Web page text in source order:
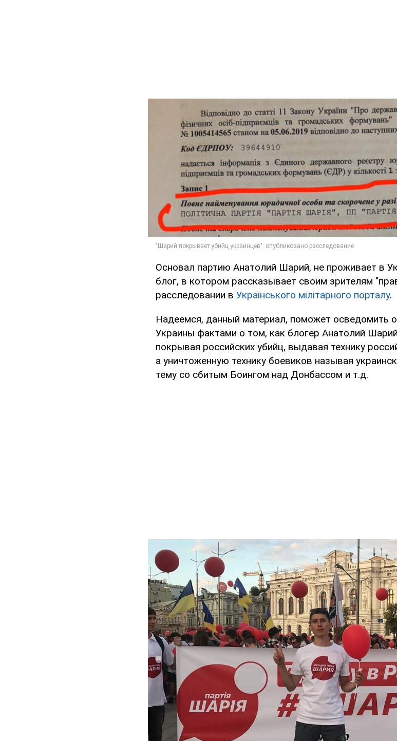
Основал партию Анатолий Шарий, не проживает в
блог, в котором рассказывает своим зрителям
расследовании в Українського мілітарного порталу.
Надеемся, данный материал, поможет осведомить
Украины фактами о том, как блогер Анатолий
покрывая российских убийц, выдавая технику
а уничтоженную технику боевиков называя
тему со сбитым Боингом над Донбассом и т.д.